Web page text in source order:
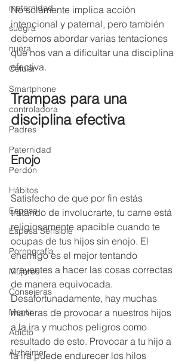
maternidad
suegra
nuera
Celular
Smartphone
controladora
Padres
Paternidad
Perdón
Hábitos
Esposa
Esposa Sensible
Pornografía
Mujeres
Consejeras
Mentir
Adicto
Alzheimer
No solamente implica acción
intencional y paternal, pero también
debemos abordar varias tentaciones
que nos van a dificultar una disciplina
efectiva.
Trampas para una
disciplina efectiva
Enojo
Satisfecho de que por fin estás
tratando de involucrarte, tu carne está
religiosamente apacible cuando te
ocupas de tus hijos sin enojo. El
enemigo es el mejor tentando
creyentes a hacer las cosas correctas
de manera equivocada.
Desafortunadamente, hay muchas
maneras de provocar a nuestros hijos
a la ira y muchos peligros como
resultado de esto. Provocar a tu hijo a
la ira puede endurecer los hilos